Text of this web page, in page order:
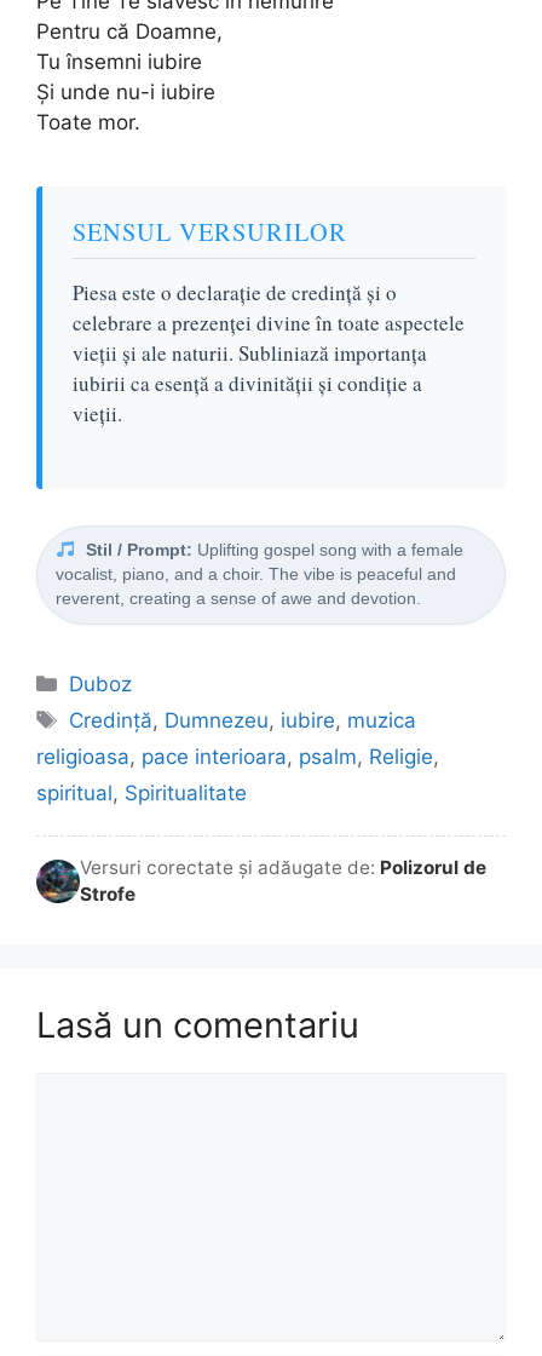
Pentru că Doamne,
Tu însemni iubire
Şi unde nu-i iubire
Toate mor.
SENSUL VERSURILOR
Piesa este o declarație de credință și o
celebrare a prezenței divine în toate aspectele
vieții și ale naturii. Subliniază importanța
iubirii ca esență a divinității și condiție a
vieții.
Stil / Prompt: Uplifting gospel song with a female
vocalist, piano, and a choir. The vibe is peaceful and
reverent, creating a sense of awe and devotion.
Categorii
Duboz
Etichete
Credință, Dumnezeu, iubire, muzica
religioasa, pace interioara, psalm, Religie,
spiritual, Spiritualitate
Versuri corectate și adăugate de: Polizorul de
Strofe
Lasă un comentariu